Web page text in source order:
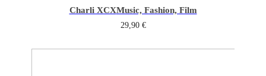
Charli XCXMusic, Fashion, Film
29,90 €